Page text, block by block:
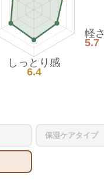
軽さ
5.7
しっとり感
6.4
保湿ケアタイプ